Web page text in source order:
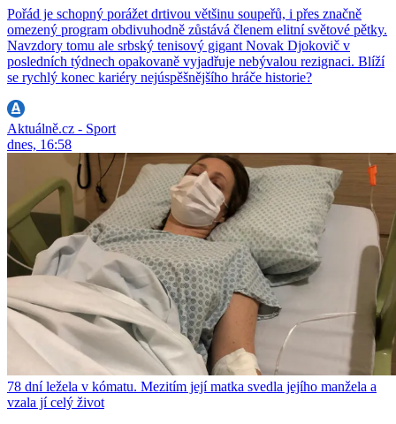
Pořád je schopný porážet drtivou většinu soupeřů, i přes značně
omezený program obdivuhodně zůstává členem elitní světové pětky.
Navzdory tomu ale srbský tenisový gigant Novak Djokovič v
posledních týdnech opakovaně vyjadřuje nebývalou rezignaci. Blíží
se rychlý konec kariéry nejúspěšnějšího hráče historie?
Aktuálně.cz - Sport
dnes, 16:58
78 dní ležela v kómatu. Mezitím její matka svedla jejího manžela a
vzala jí celý život